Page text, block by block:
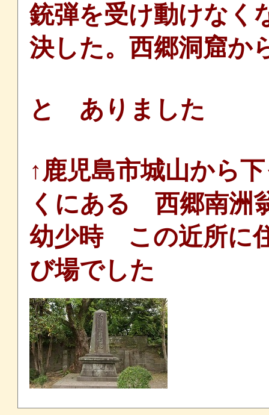
銃弾を受け動けなく
決した。西郷洞窟か
と ありました
↑鹿児島市城山から
くにある 西郷南洲
幼少時 この近所に
び場でした